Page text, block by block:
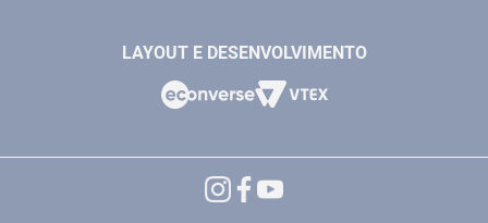
LAYOUT E DESENVOLVIMENTO